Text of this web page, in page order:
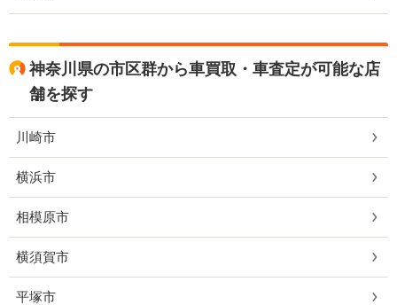
神奈川県の市区群から車買取・車査定が可能な店
舗を探す
川崎市
横浜市
相模原市
横須賀市
平塚市